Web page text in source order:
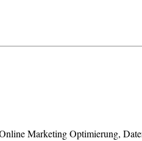
Marketing Optimierung,